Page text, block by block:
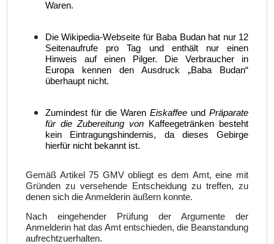
Waren.
Die Wikipedia-Webseite für Baba Budan hat nur 12
Seitenaufrufe pro Tag und enthält nur einen
Hinweis auf einen Pilger. Die Verbraucher in
Europa kennen den Ausdruck „Baba Budan“
überhaupt nicht.
Zumindest für die Waren Eiskaffee und Präparate
für die Zubereitung von
Kaffeegetränken besteht
kein Eintragungshindernis, da dieses Gebirge
hierfür nicht bekannt ist.
Gemäß Artikel 75 GMV obliegt es dem Amt, eine mit
Gründen zu versehende Entscheidung zu treffen, zu
denen sich die Anmelderin äußern konnte.
Nach eingehender Prüfung der Argumente der
Anmelderin hat das Amt entschieden, die Beanstandung
aufrechtzuerhalten.